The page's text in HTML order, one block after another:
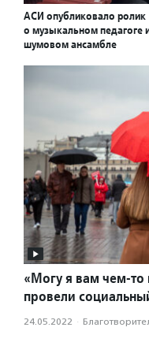
АСИ опубликовало ролик
о музыкальном педагоге
шумовом ансамбле
«Могу я вам чем-
провели
24.05.2022 ·